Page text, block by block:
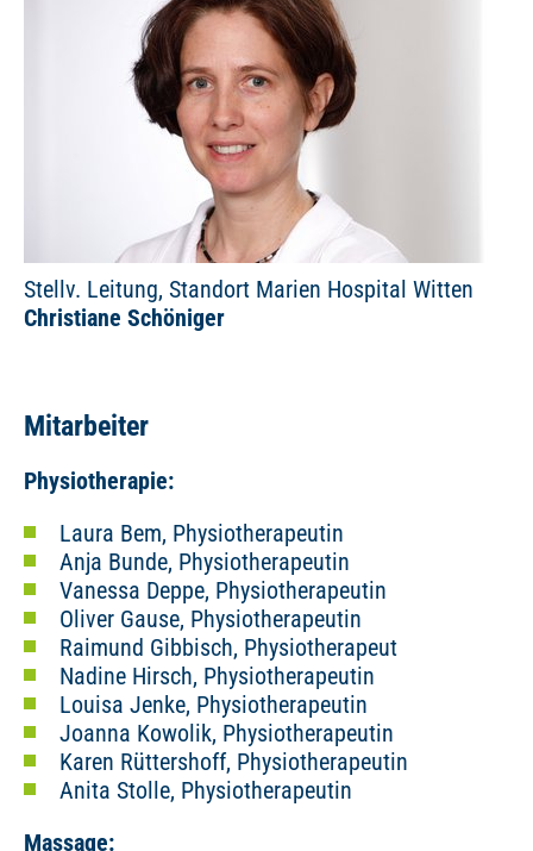
Stellv. Leitung, Standort Marien Hospital Witten
Christiane Schöniger
Mitarbeiter
Physiotherapie:
Laura Bem, Physiotherapeutin
Anja Bunde, Physiotherapeutin
Vanessa Deppe, Physiotherapeutin
Oliver Gause, Physiotherapeutin
Raimund Gibbisch, Physiotherapeut
Nadine Hirsch, Physiotherapeutin
Louisa Jenke, Physiotherapeutin
Joanna Kowolik, Physiotherapeutin
Karen Rüttershoff, Physiotherapeutin
Anita Stolle, Physiotherapeutin
Massage: